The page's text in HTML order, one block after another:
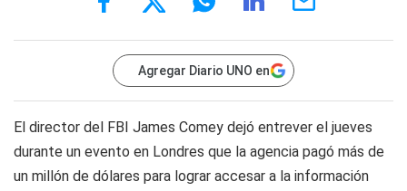
Agregar Diario UNO en
El director del FBI James Comey dejó entrever el jueves
durante un evento en Londres que la agencia pagó más de
un millón de dólares para lograr accesar a la información